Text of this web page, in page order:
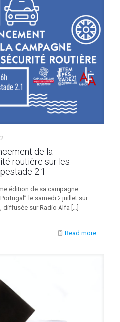
de la
routière sur les
2.1
édition de sa campagne
le samedi 2 juillet sur
diffusée sur Radio Alfa […]
Read more